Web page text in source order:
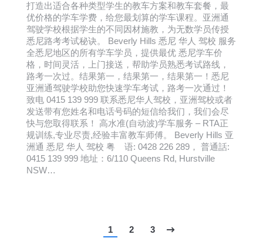
打造出适合各种类型学生的教车方案和教车套餐，最
优价格的学车学费，给您最划算的学车课程。亚洲通
驾驶学校根据学生的不同因材施教，为无数学员传授
悉尼路考考试秘诀。 Beverly Hills 悉尼 华人 驾校 服务
全悉尼地区的所有学车学员，提供最优 悉尼学车价
格，时间灵活，上门接送，帮助学员熟悉考试路线，
路考一次过。结果第一，结果第一，结果第一！悉尼
亚洲通驾驶学校助您快速学车考试，路考一次通过！
致电 0415 139 999 联系悉尼华人驾校，亚洲驾校或者
发送带有您姓名和电话号码的短信给我们，我们会尽
快与您取得联系！ 高水准(自动波)学车服务 – RTA正
规训练,专业尽责,经验丰富教车师傅。 Beverly Hills 亚
洲通 悉尼 华人 驾校 粤 语: 0428 226 289， 普通話:
0415 139 999 地址：6/110 Queens Rd, Hurstville
NSW…
1 2 3